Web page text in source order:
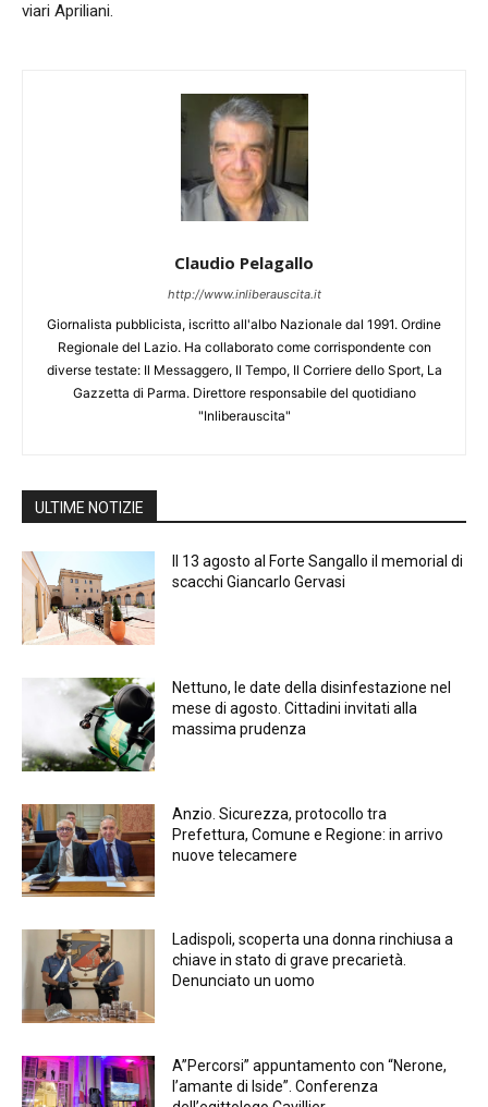
viari Apriliani.
Claudio Pelagallo
http://www.inliberauscita.it
Giornalista pubblicista, iscritto all'albo Nazionale dal 1991. Ordine
Regionale del Lazio. Ha collaborato come corrispondente con
diverse testate: Il Messaggero, Il Tempo, Il Corriere dello Sport, La
Gazzetta di Parma. Direttore responsabile del quotidiano
"Inliberauscita"
ULTIME NOTIZIE
Il 13 agosto al Forte Sangallo il memorial di
scacchi Giancarlo Gervasi
Nettuno, le date della disinfestazione nel
mese di agosto. Cittadini invitati alla
massima prudenza
Anzio. Sicurezza, protocollo tra
Prefettura, Comune e Regione: in arrivo
nuove telecamere
Ladispoli, scoperta una donna rinchiusa a
chiave in stato di grave precarietà.
Denunciato un uomo
A”Percorsi” appuntamento con “Nerone,
l’amante di Iside”. Conferenza